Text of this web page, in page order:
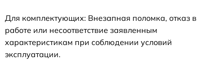
Для комплектующих: Внезапная поломка, отказ в
работе или несоответствие заявленным
характеристикам при соблюдении условий
эксплуатации.